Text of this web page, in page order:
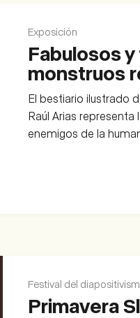
Exposición
Fabulosos
monstruos
El bestiario ilustrado
Raúl Arias representa
enemigos de la
Festival del
Primavera